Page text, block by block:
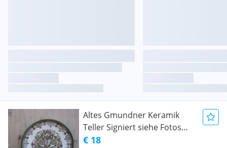
Altes Gmundner Keramik
Teller Signiert siehe Fotos
Vintage Wendteller 50er
€ 18